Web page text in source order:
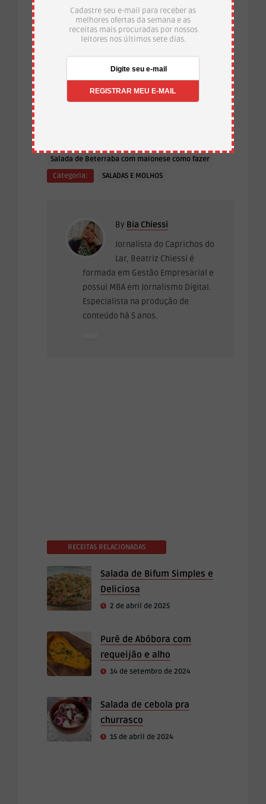
Salada de Beterraba com maionese como fazer
Categoria:
SALADAS E MOLHOS
By Bia Chiessi
Jornalista do Caprichos do
Lar, Beatriz Chiessi é
formada em Gestão Empresarial e
possui MBA em Jornalismo Digital.
Especialista na produção de
conteúdo há 5 anos.
RECEITAS RELACIONADAS
Salada de Bifum Simples e
Deliciosa
2 de abril de 2025
Purê de Abóbora com
requeijão e alho
14 de setembro de 2024
Salada de cebola pra
churrasco
15 de abril de 2024
Cadastre seu e-mail para receber as
melhores ofertas da semana e as
receitas mais procuradas por nossos
leitores nos últimos sete dias.